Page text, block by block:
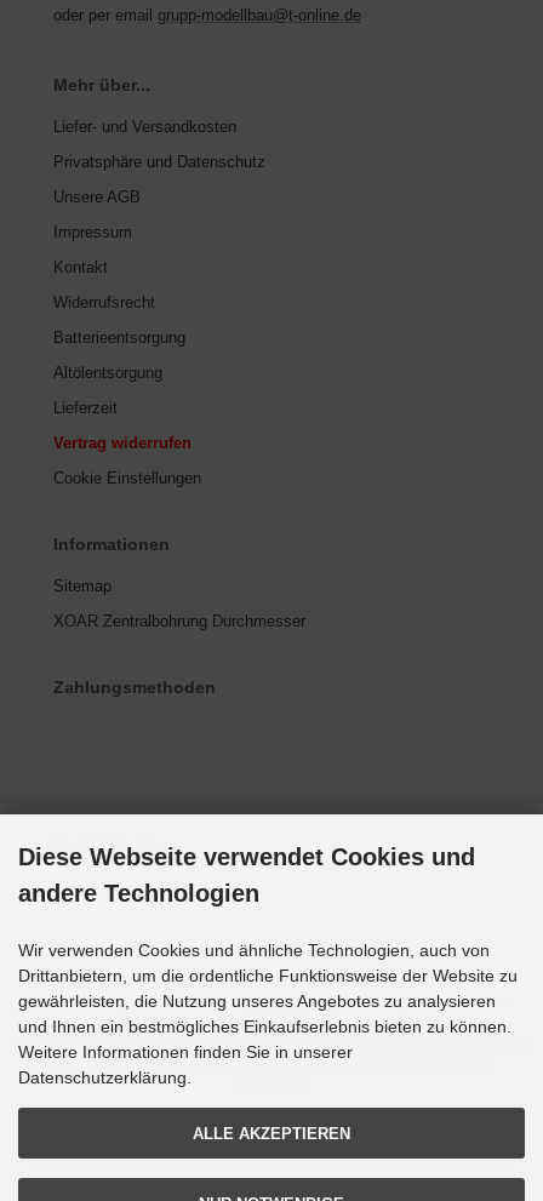
oder per email grupp-modellbau@t-online.de
Mehr über...
Liefer- und Versandkosten
Privatsphäre und Datenschutz
Unsere AGB
Impressum
Kontakt
Widerrufsrecht
Batterieentsorgung
Altölentsorgung
Lieferzeit
Vertrag widerrufen
Cookie Einstellungen
Informationen
Sitemap
XOAR Zentralbohrung Durchmesser
Zahlungsmethoden
Social Media
Alle Preise inkl. gesetzl. MwSt. zzgl.Versandkosten. Die durchgestrichenen Preise
entsprechen dem bisherigen Preis bei Grupp-Modellbau.
Alle Bilder und Bezeichnungen sind eingetragene Warenzeichen der jeweiligen Hersteller.
!!! Alle unsere angebotenen Artikel sind nicht für Kinder und Jugendliche unter 14 Jahren
Diese Webseite verwendet Cookies und
andere Technologien
Wir verwenden Cookies und ähnliche Technologien, auch von
Drittanbietern, um die ordentliche Funktionsweise der Website zu
gewährleisten, die Nutzung unseres Angebotes zu analysieren
und Ihnen ein bestmögliches Einkaufserlebnis bieten zu können.
Weitere Informationen finden Sie in unserer
Datenschutzerklärung.
ALLE AKZEPTIEREN